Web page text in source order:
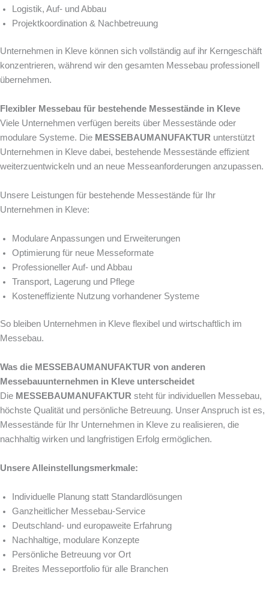
Logistik, Auf- und Abbau
Projektkoordination & Nachbetreuung
Unternehmen in Kleve können sich vollständig auf ihr Kerngeschäft
konzentrieren, während wir den gesamten Messebau professionell
übernehmen.
Flexibler Messebau für bestehende Messestände in Kleve
Viele Unternehmen verfügen bereits über Messestände oder
modulare Systeme. Die MESSEBAUMANUFAKTUR unterstützt
Unternehmen in Kleve dabei, bestehende Messestände effizient
weiterzuentwickeln und an neue Messeanforderungen anzupassen.
Unsere Leistungen für bestehende Messestände für Ihr
Unternehmen in Kleve:
Modulare Anpassungen und Erweiterungen
Optimierung für neue Messeformate
Professioneller Auf- und Abbau
Transport, Lagerung und Pflege
Kosteneffiziente Nutzung vorhandener Systeme
So bleiben Unternehmen in Kleve flexibel und wirtschaftlich im
Messebau.
Was die MESSEBAUMANUFAKTUR von anderen
Messebauunternehmen in Kleve unterscheidet
Die MESSEBAUMANUFAKTUR steht für individuellen Messebau,
höchste Qualität und persönliche Betreuung. Unser Anspruch ist es,
Messestände für Ihr Unternehmen in Kleve zu realisieren, die
nachhaltig wirken und langfristigen Erfolg ermöglichen.
Unsere Alleinstellungsmerkmale:
Individuelle Planung statt Standardlösungen
Ganzheitlicher Messebau-Service
Deutschland- und europaweite Erfahrung
Nachhaltige, modulare Konzepte
Persönliche Betreuung vor Ort
Breites Messeportfolio für alle Branchen